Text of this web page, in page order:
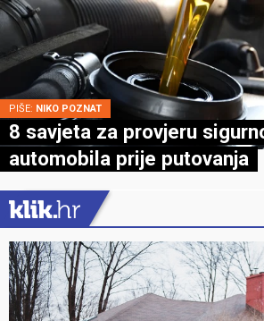
PIŠE: NIKO POZNAT
8 savjeta za provjeru
automobila prije putovanja